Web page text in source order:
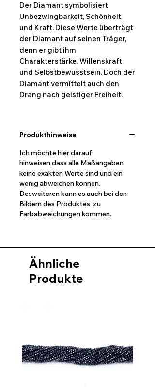
Der Diamant symbolisiert
Unbezwingbarkeit, Schönheit
und Kraft. Diese Werte überträgt
der Diamant auf seinen Träger,
denn er gibt ihm
Charakterstärke, Willenskraft
und Selbstbewusstsein. Doch der
Diamant vermittelt auch den
Drang nach geistiger Freiheit.
Produkthinweise
Ich möchte hier darauf
hinweisen,dass alle Maßangaben
keine exakten Werte sind und ein
wenig abweichen können.
Desweiteren kann es auch bei den
Bildern des Produktes zu
Farbabweichungen kommen.
Ähnliche
Produkte